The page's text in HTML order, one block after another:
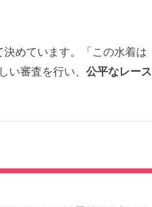
めています。「この水着は
い審査を行い、 公平なレース